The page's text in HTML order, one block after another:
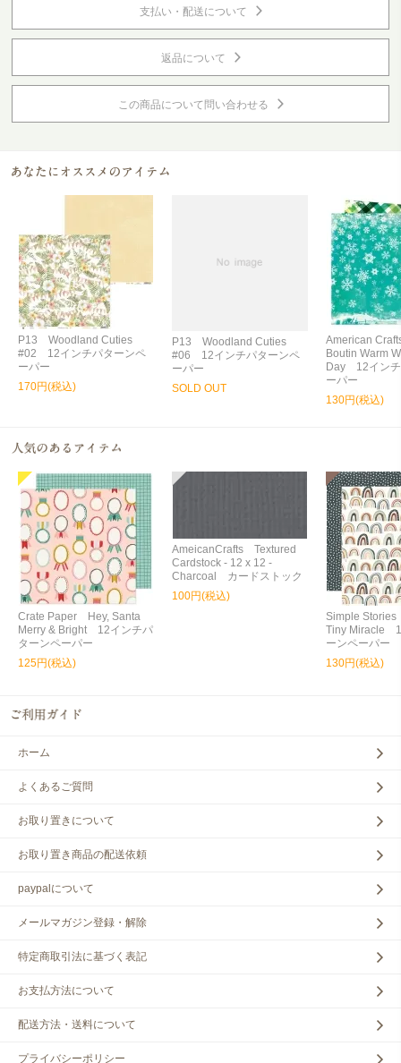
支払い・配送について
返品について
この商品について問い合わせる
P13 Woodland Cuties
#02 12インチパターンペ
ーパー
170円(税込)
P13 Woodland Cuties
#06 12インチパターンペ
ーパー
SOLD OUT
American
Boutin Warm
Day 12インチ
ーパー
130円(税込)
Crate Paper Hey, Santa
Merry & Bright 12インチパ
ターンペーパー
125円(税込)
AmeicanCrafts Textured
Cardstock - 12 x 12 -
Charcoal カードストック
100円(税込)
Simple
Tiny Miracle
ーンペーパー
130円(税込)
ホーム
よくあるご質問
お取り置きについて
お取り置き商品の配送依頼
paypalについて
メールマガジン登録・解除
特定商取引法に基づく表記
お支払方法について
配送方法・送料について
プライバシーポリシー